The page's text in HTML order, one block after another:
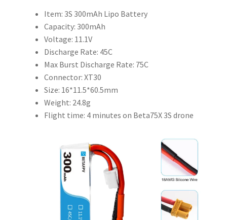
Item: 3S 300mAh Lipo Battery
Capacity: 300mAh
Voltage: 11.1V
Discharge Rate: 45C
Max Burst Discharge Rate: 75C
Connector: XT30
Size: 16*11.5*60.5mm
Weight: 24.8g
Flight time: 4 minutes on Beta75X 3S drone